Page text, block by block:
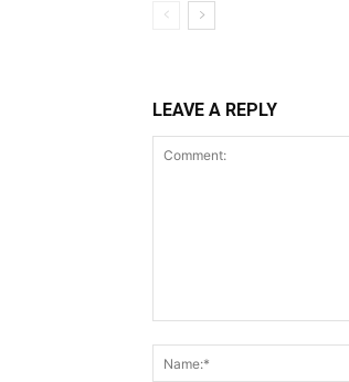
LEAVE A REPLY